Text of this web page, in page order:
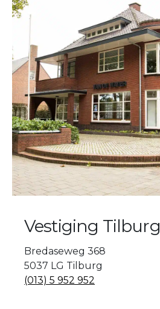
Vestiging Tilburg
Bredaseweg 368
5037 LG Tilburg
(013) 5 952 952